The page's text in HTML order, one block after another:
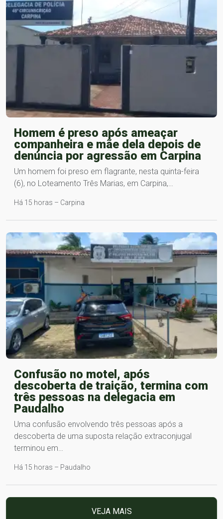
Homem é preso após ameaçar
companheira e mãe dela depois de
denúncia por agressão em Carpina
Um homem foi preso em flagrante, nesta quinta-feira
(6), no Loteamento Três Marias, em Carpina,…
Há 15 horas – Carpina
Confusão no motel, após
descoberta de traição, termina com
três pessoas na delegacia em
Paudalho
Uma confusão envolvendo três pessoas após a
descoberta de uma suposta relação extraconjugal
terminou em…
Há 15 horas – Paudalho
VEJA MAIS